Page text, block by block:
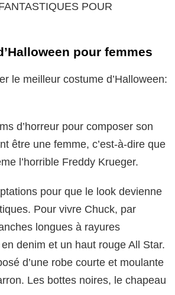
POUR
pour femmes
le meilleur costume d’Halloween:
d’horreur pour composer son
être une femme, c’est-à-dire que
l’horrible Freddy Krueger.
pour que le look devienne
Pour vivre Chuck, par
longues à rayures
denim et un haut rouge All Star.
d’une robe courte et moulante
Les bottes noires, le chapeau